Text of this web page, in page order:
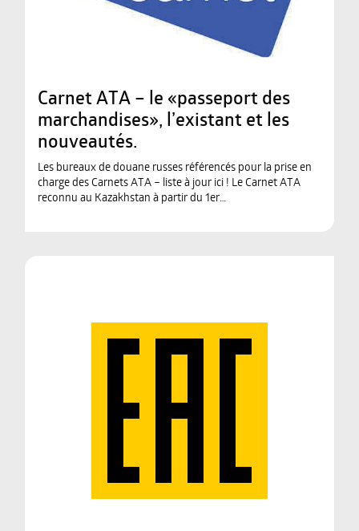
Carnet ATA – le «passeport des
marchandises», l’existant et les
nouveautés.
Les bureaux de douane russes référencés pour la prise en
charge des Carnets ATA – liste à jour ici ! Le Carnet ATA
reconnu au Kazakhstan à partir du 1er…